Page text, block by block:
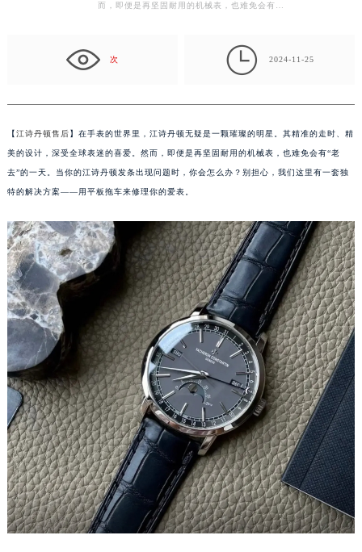
而，即便是再坚固耐用的机械表，也难免会有…
次  2024-11-25
【江诗丹顿售后】在手表的世界里，江诗丹顿无疑是一颗璀璨的明星。其精准的走时、精
美的设计，深受全球表迷的喜爱。然而，即便是再坚固耐用的机械表，也难免会有“老
去”的一天。当你的江诗丹顿发条出现问题时，你会怎么办？别担心，我们这里有一套独
特的解决方案——用平板拖车来修理你的爱表。